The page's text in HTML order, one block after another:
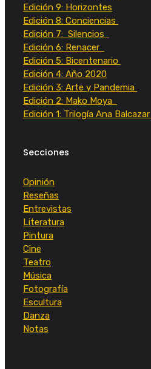
Edición 9: Horizontes
Edición 8: Conciencias
Edición 7: Silencios
Edición 6: Renacer
Edición 5: Bicentenario
Edición 4: Año 2020
Edición 3: Arte y Pandemia
Edición 2: Mako Moya
Edición 1: Trilogía Ana Balcazar
Secciones
Opinión
Reseñas
Entrevistas
Literatura
Pintura
Cine
Teatro
Música
Fotografía
Escultura
Danza
Notas